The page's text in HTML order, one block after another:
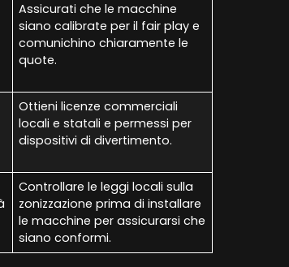
Assicurati che le macchine
siano calibrate per il fair play e
comunichino chiaramente le
quote.
Ottieni licenze commerciali
locali e statali e permessi per
dispositivi di divertimento.
Controllare le leggi locali sulla
zonizzazione prima di installare
le macchine per assicurarsi che
siano conformi.